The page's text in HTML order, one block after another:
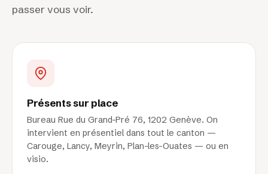
passer vous voir.
Présents sur place
Bureau Rue du Grand-Pré 76, 1202 Genève. On
intervient en présentiel dans tout le canton —
Carouge, Lancy, Meyrin, Plan-les-Ouates — ou en
visio.